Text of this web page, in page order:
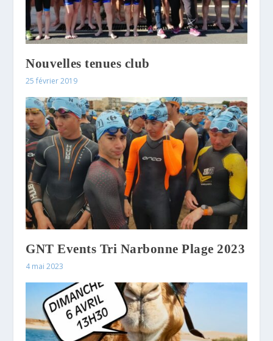
Nouvelles tenues club
25 février 2019
GNT Events Tri Narbonne Plage 2023
4 mai 2023